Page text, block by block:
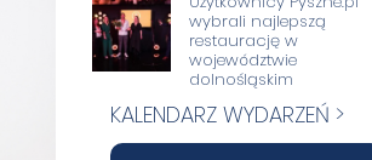
wybrali najlepszą
restaurację w
województwie
dolnośląskim
KALENDARZ WYDARZEŃ >